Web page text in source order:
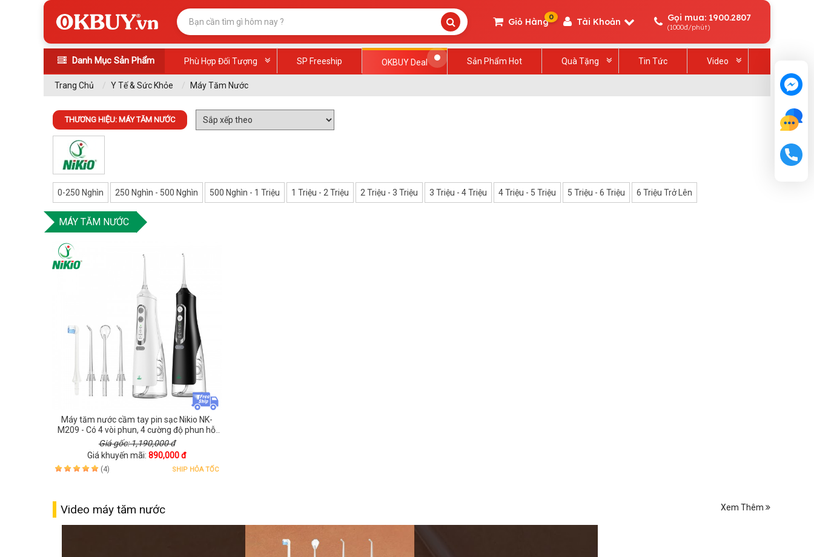
Giỏ Hàng0 Tài Khoản Gọi mua: 1900.2807
(1000đ/phút)
Danh Mục Sản Phẩm Phù Hợp Đối Tượng SP Freeship OKBUY Deal Sản Phẩm Hot Quà Tặng Tin Tức Video
Trang Chủ Y Tế & Sức Khỏe Máy Tăm Nước
THƯƠNG HIỆU: MÁY TĂM NƯỚC
0-250 Nghìn 250 Nghìn - 500 Nghìn 500 Nghìn - 1 Triệu 1 Triệu - 2 Triệu 2 Triệu - 3 Triệu 3 Triệu - 4 Triệu 4 Triệu - 5 Triệu 5 Triệu - 6 Triệu 6 Triệu Trở Lên
MÁY TĂM NƯỚC
Máy tăm nước cầm tay pin sạc Nikio NK-
M209 - Có 4 vòi phun, 4 cường độ phun hỗ
trợ làm sạch nhanh
Giá gốc: 1,190,000 đ
Giá khuyến mãi:890,000 đ
(4) SHIP HỎA TỐC
Video máy tăm nước Xem Thêm